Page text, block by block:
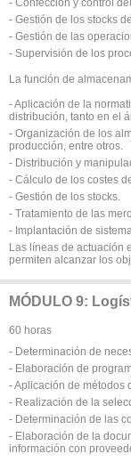
- Gestión de los stocks
- Gestión de las
- Supervisión de los
La función de
- Aplicación de la
distribución, tanto en el
- Organización de los
producción, entre otros.
- Distribución y
- Cálculo de los costes
- Gestión de los stocks.
- Tratamiento de las
- Implantación de
Las líneas de actuación
permiten alcanzar los
MÓDULO 9:
60 horas
- Determinación de
- Elaboración de
- Aplicación de métodos
- Realización de la
- Determinación de las
- Elaboración de la
información con